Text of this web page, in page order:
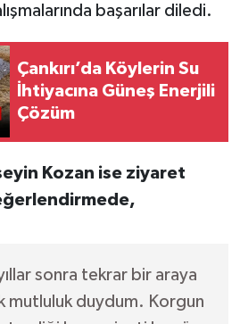
başarılar diledi.
Çankırı’da Köylerin Su
İhtiyacına Güneş Enerjili
Çözüm
Kozan ise ziyaret
sonra tekrar bir araya
mutluluk duydum. Korgun